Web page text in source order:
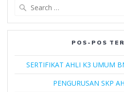
POS-POS
SERTIFIKAT AHLI K3 UMUM
PENGURUSAN SKP